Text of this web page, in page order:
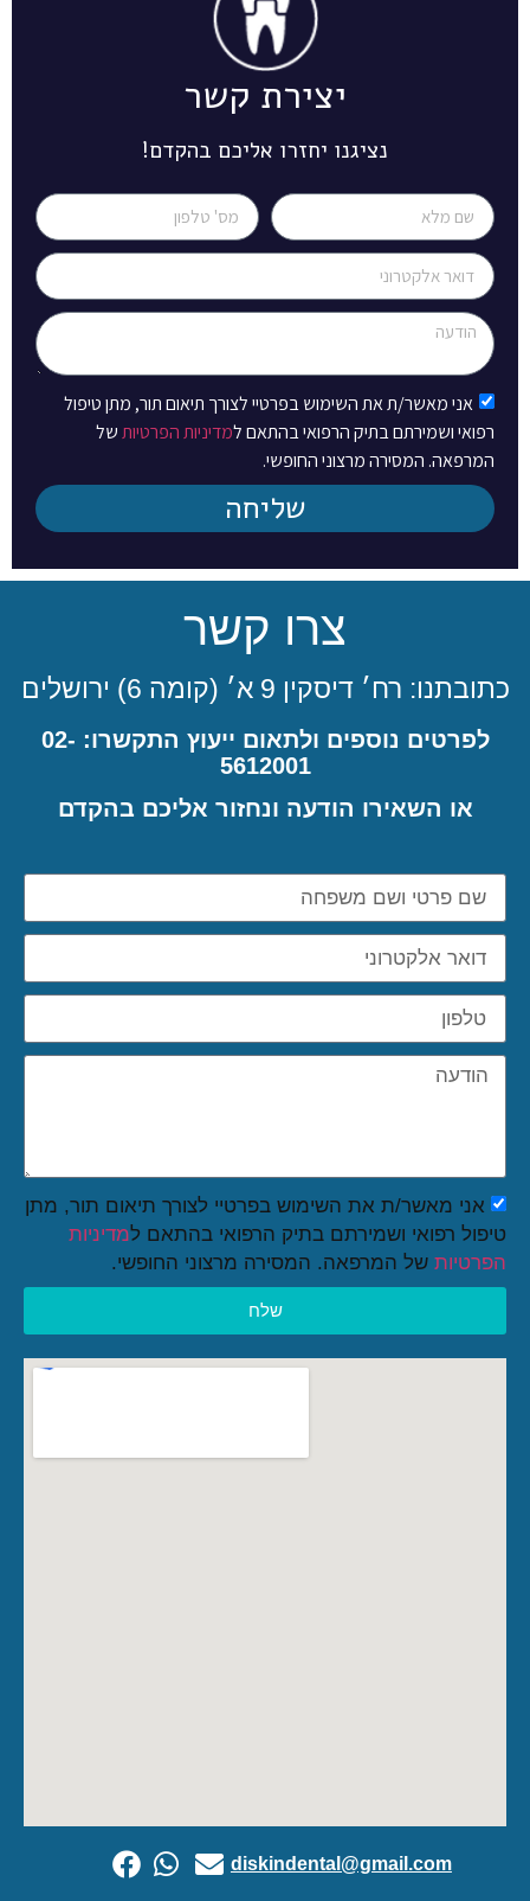
יצירת קשר
נציגנו יחזרו אליכם בהקדם!
אני מאשר/ת את השימוש בפרטיי לצורך תיאום תור, מתן טיפול
רפואי ושמירתם בתיק הרפואי בהתאם למדיניות הפרטיותשל
המרפאה. המסירה מרצוני החופשי.
שליחה
צרו קשר
כתובתנו: רח׳ דיסקין 9 א׳ (קומה 6) ירושלים
לפרטים נוספים ולתאום ייעוץ התקשרו: 02-
5612001
או השאירו הודעה ונחזור אליכם בהקדם
אני מאשר/ת את השימוש בפרטיי לצורך תיאום תור, מתן
טיפול רפואי ושמירתם בתיק הרפואי בהתאם למדיניות
הפרטיות של המרפאה. המסירה מרצוני החופשי.
שלח
diskindental@gmail.com